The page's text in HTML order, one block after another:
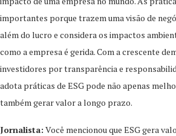
importantes porque trazem uma visão de
além do lucro e considera os impactos
como a empresa é gerida. Com a crescente
investidores por transparência e
adota práticas de ESG pode não apenas
também gerar valor a longo prazo.
Jornalista: Você mencionou que ESG gera